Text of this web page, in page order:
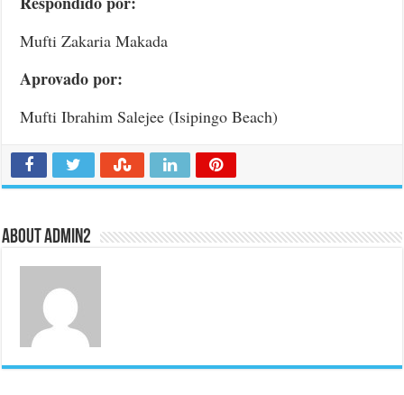
Mufti Zakaria Makada
Aprovado por:
Mufti Ibrahim Salejee (Isipingo Beach)
About admin2